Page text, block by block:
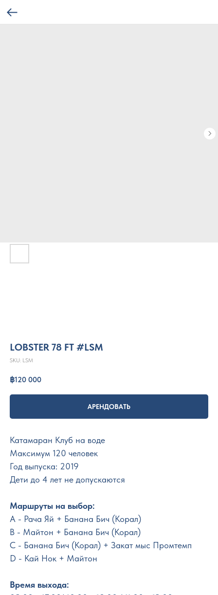
LOBSTER 78 FT #LSM
SKU: LSM
฿120 000
АРЕНДОВАТЬ
Катамаран Клуб на воде
Максимум 120 человек
Год выпуска: 2019
Дети до 4 лет не допускаются
Маршруты на выбор:
А - Рача Яй + Банана Бич (Корал)
B - Майтон + Банана Бич (Корал)
С - Банана Бич (Корал) + Закат мыс Промтемп
D - Кай Нок + Майтон
Время выхода: